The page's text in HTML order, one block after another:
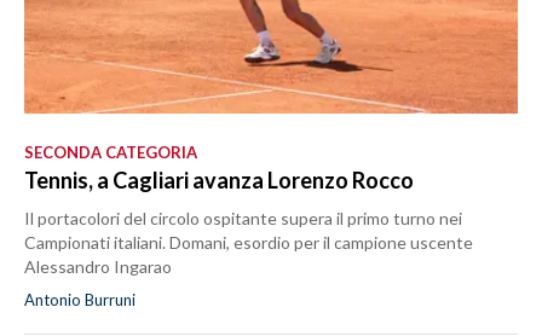
SECONDA CATEGORIA
Tennis, a Cagliari avanza Lorenzo Rocco
Il portacolori del circolo ospitante supera il primo turno nei
Campionati italiani. Domani, esordio per il campione uscente
Alessandro Ingarao
Antonio Burruni